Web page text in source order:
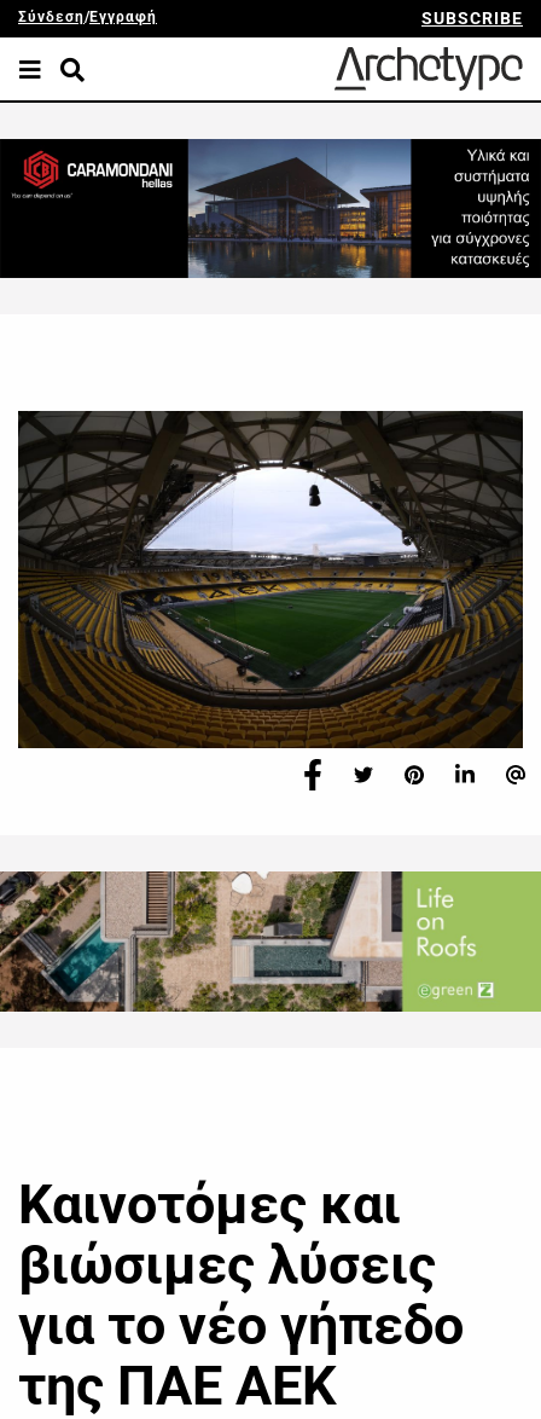
Σύνδεση/Εγγραφή SUBSCRIBE
Καινοτόμες και
βιώσιμες λύσεις
για το νέο γήπεδο
της ΠΑΕ ΑΕΚ